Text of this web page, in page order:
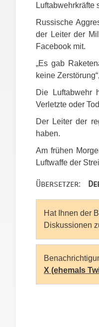
Luftabwehrkräfte
Russische
der Leiter der
Facebook mit.
„Es gab
keine
Die Luftabwehr
Verletzte oder
Der Leiter der
haben.
Am frühen
Luftwaffe der
Übersetzer:
Hat Ihnen der
Diskussionen
X (ehemals